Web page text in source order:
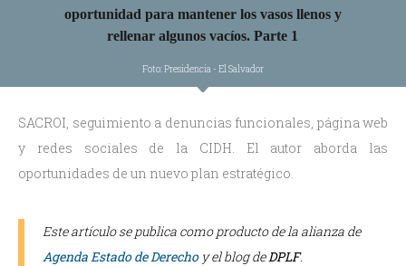
Foto: Presidencia - El Salvador
SACROI, seguimiento a denuncias funcionales, página web
y redes sociales de la CIDH. El autor aborda las
oportunidades de un nuevo plan estratégico.
Este artículo se publica como producto de la alianza de
Agenda Estado de Derecho y el blog deDPLF.